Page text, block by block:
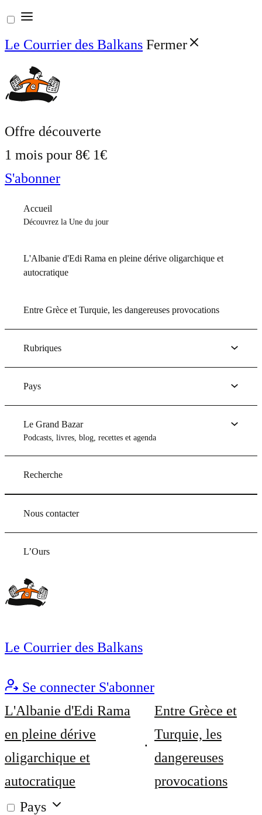
Aller
au
contenu
Le Courrier des Balkans Fermer
Offre découverte
1 mois pour 8€ 1€
S'abonner
Accueil
Découvrez la Une du jour
L'Albanie d'Edi Rama en pleine dérive oligarchique et
autocratique
Entre Grèce et Turquie, les dangereuses provocations
Rubriques
Pays
Le Grand Bazar
Podcasts, livres, blog, recettes et agenda
Recherche
Nous contacter
L’Ours
Le Courrier des Balkans
Se connecter S'abonner
L'Albanie d'Edi Rama
en pleine dérive
oligarchique et
autocratique
Entre Grèce et
Turquie, les
dangereuses
provocations
Pays